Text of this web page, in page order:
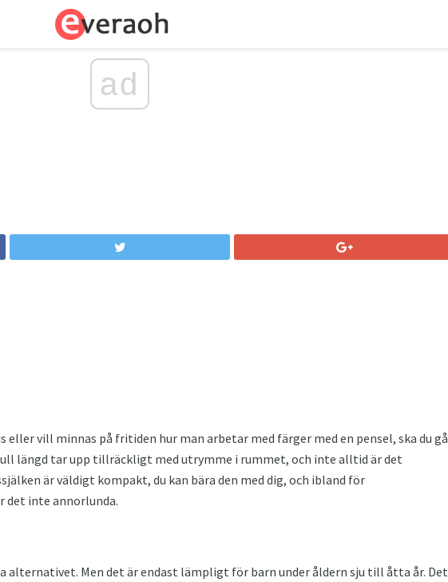
ad
vill minnas på fritiden hur man arbetar med färger med en pensel, ska du gå
längd tar upp tillräckligt med utrymme i rummet, och inte alltid är det
är väldigt kompakt, du kan bära den med dig, och ibland för
det inte annorlunda.
alternativet. Men det är endast lämpligt för barn under åldern sju till åtta år. Det